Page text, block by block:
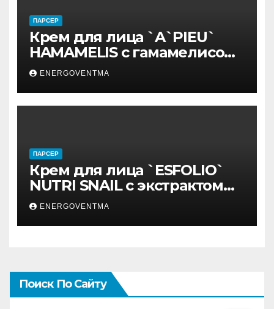
ПАРСЕР
Крем для лица `A`PIEU`
HAMAMELIS с гамамелисом
50 мл
ENERGOVENTMA
ПАРСЕР
Крем для лица `ESFOLIO`
NUTRI SNAIL с экстрактом
муцина улитки 200 мл
ENERGOVENTMA
Поиск По Сайту